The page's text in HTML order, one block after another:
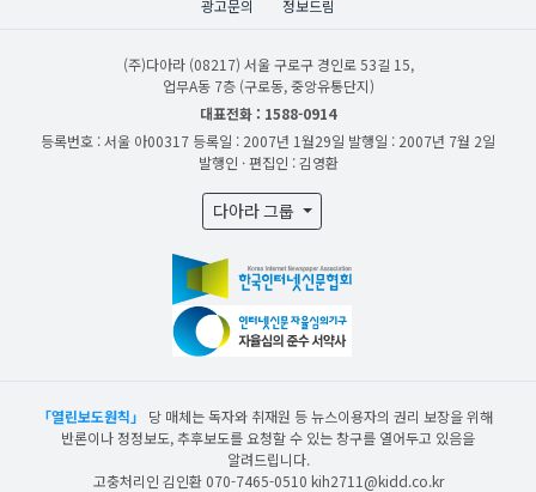
광고문의
정보드림
(주)다아라 (08217) 서울 구로구 경인로 53길 15,
업무A동 7층 (구로동, 중앙유통단지)
대표전화 : 1588-0914
등록번호 : 서울 아00317 등록일 : 2007년 1월29일 발행일 : 2007년 7월 2일
발행인 · 편집인 : 김영환
다아라 그룹
「열린보도원칙」
당 매체는 독자와 취재원 등 뉴스이용자의 권리 보장을 위해
반론이나 정정보도, 추후보도를 요청할 수 있는 창구를 열어두고 있음을
알려드립니다.
고충처리인 김인환 070-7465-0510 kih2711@kidd.co.kr